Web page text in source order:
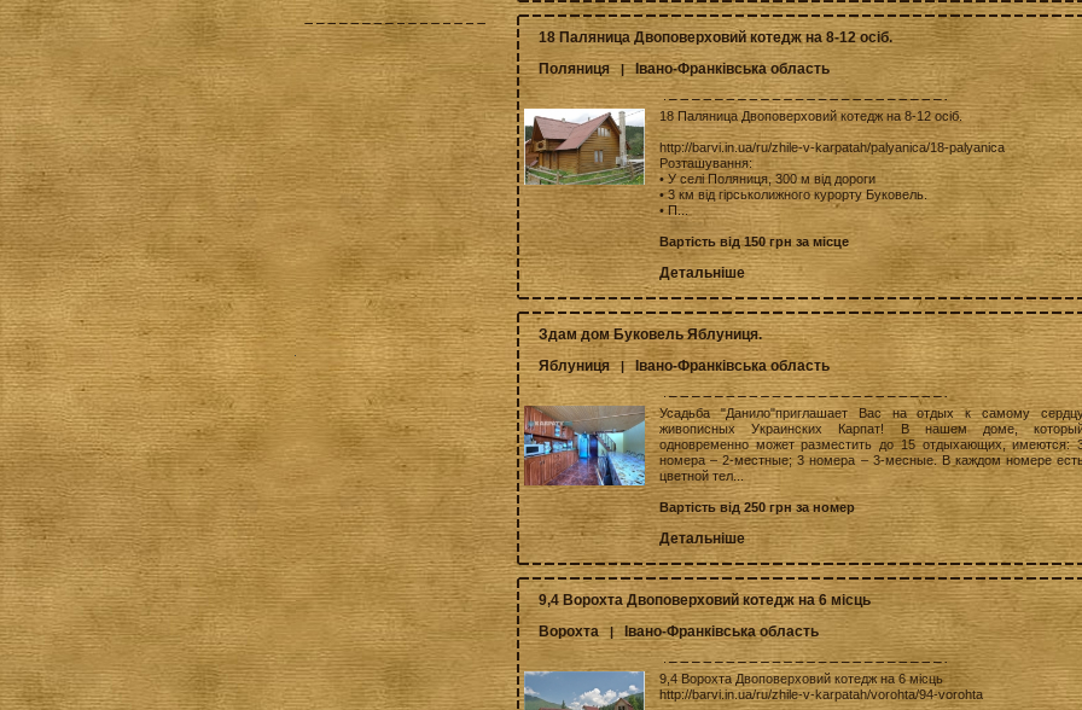
18 Паляница Двоповерховий котедж на 8-12 осіб.
Поляниця |Івано-Франківська область
18 Паляница Двоповерховий котедж на 8-12 осіб.
http://barvi.in.ua/ru/zhile-v-karpatah/palyanica/18-palyanica
Розташування:
• У селі Поляниця, 300 м від дороги
• 3 км від гірськолижного курорту Буковель.
• П...
Вартість від 150 грн за місце
Детальніше
Здам дом Буковель Яблуниця.
Яблуниця |Івано-Франківська область
Усадьба "Данило"приглашает Вас на отдых к самому
живописных Украинских Карпат! В нашем доме,
одновременно может разместить до 15 отдыхающих, имеются:
номера – 2-местные; 3 номера – 3-месные. В каждом номере
цветной тел...
Вартість від 250 грн за номер
Детальніше
9,4 Ворохта Двоповерховий котедж на 6 місць
Ворохта | Івано-Франківська область
9,4 Ворохта Двоповерховий котедж на 6 місць
http://barvi.in.ua/ru/zhile-v-karpatah/vorohta/94-vorohta